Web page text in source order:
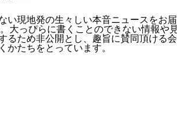
い現地発の生々しい本音ニュースをお
大っぴらに書くことのできない情報や
るため非公開とし、趣旨に賛同頂ける
かたちをとっています。